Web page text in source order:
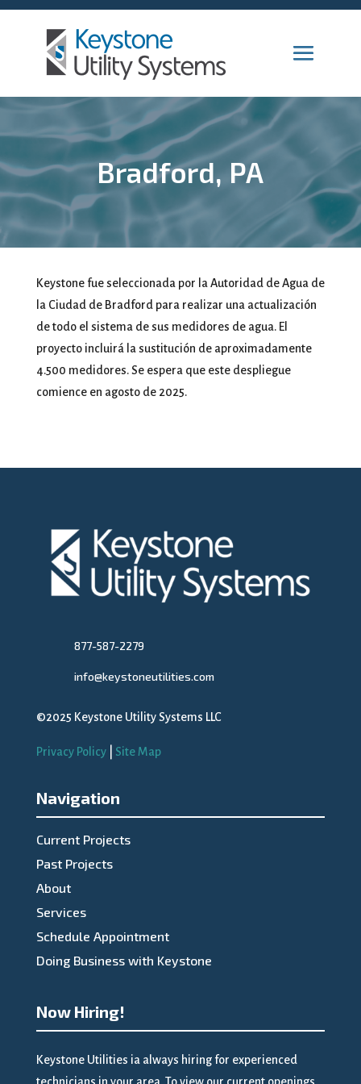
Bradford, PA
Keystone fue seleccionada por la Autoridad de Agua de
la Ciudad de Bradford para realizar una actualización
de todo el sistema de sus medidores de agua. El
proyecto incluirá la sustitución de aproximadamente
4.500 medidores. Se espera que este despliegue
comience en agosto de 2025.
877-587-2279
info@keystoneutilities.com
©2025 Keystone Utility Systems LLC
Privacy Policy| Site Map
Navigation
Current Projects
Past Projects
About
Services
Schedule Appointment
Doing Business with Keystone
Now Hiring!
Keystone Utilities ia always hiring for experienced